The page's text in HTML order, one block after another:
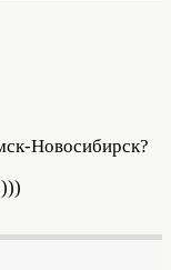
Новосибирск?